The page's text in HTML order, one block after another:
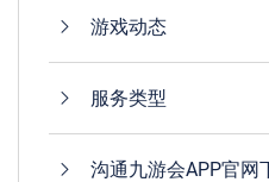
游戏动态
服务类型
沟通九游会APP官网